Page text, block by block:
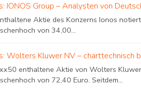
IONOS Group – Analysten von
Aktie des Konzerns Ionos
von 34,00...
Wolters Kluwer NV – charttechnisch
enthaltene Aktie von Wolters
von 72,40 Euro. Seitdem...